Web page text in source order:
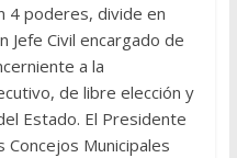
4 poderes, divide en
Jefe Civil encargado de
a la
de libre elección y
Estado. El Presidente
Municipales